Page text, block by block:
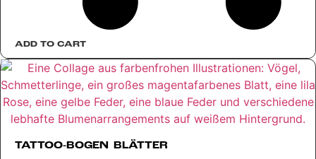
ADD TO CART
TATTOO-BOGEN BLÄTTER